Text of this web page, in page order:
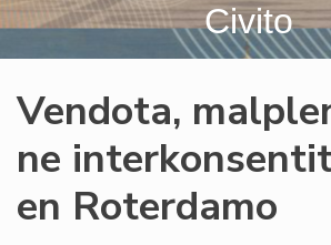
Civito
Vendota,
ne
en Roterdamo